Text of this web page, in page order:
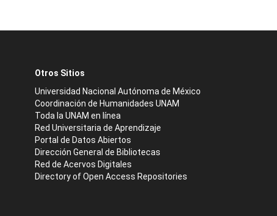
Otros Sitios
Universidad Nacional Autónoma de México
Coordinación de Humanidades UNAM
Toda la UNAM en línea
Red Universitaria de Aprendizaje
Portal de Datos Abiertos
Dirección General de Bibliotecas
Red de Acervos Digitales
Directory of Open Access Repositories